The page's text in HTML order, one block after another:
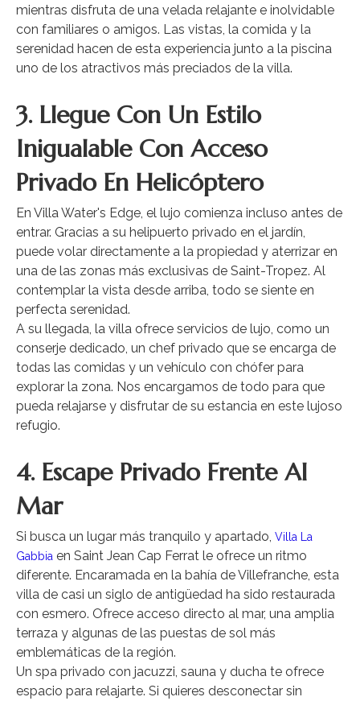
mientras disfruta de una velada relajante e inolvidable
con familiares o amigos. Las vistas, la comida y la
serenidad hacen de esta experiencia junto a la piscina
uno de los atractivos más preciados de la villa.
3. Llegue Con Un Estilo
Inigualable Con Acceso
Privado En Helicóptero
En Villa Water's Edge, el lujo comienza incluso antes de
entrar. Gracias a su helipuerto privado en el jardín,
puede volar directamente a la propiedad y aterrizar en
una de las zonas más exclusivas de Saint-Tropez. Al
contemplar la vista desde arriba, todo se siente en
perfecta serenidad.
A su llegada, la villa ofrece servicios de lujo, como un
conserje dedicado, un chef privado que se encarga de
todas las comidas y un vehículo con chófer para
explorar la zona. Nos encargamos de todo para que
pueda relajarse y disfrutar de su estancia en este lujoso
refugio.
4. Escape Privado Frente Al
Mar
Si busca un lugar más tranquilo y apartado, Villa La
Gabbia en Saint Jean Cap Ferrat le ofrece un ritmo
diferente. Encaramada en la bahía de Villefranche, esta
villa de casi un siglo de antigüedad ha sido restaurada
con esmero. Ofrece acceso directo al mar, una amplia
terraza y algunas de las puestas de sol más
emblemáticas de la región.
Un spa privado con jacuzzi, sauna y ducha te ofrece
espacio para relajarte. Si quieres desconectar sin